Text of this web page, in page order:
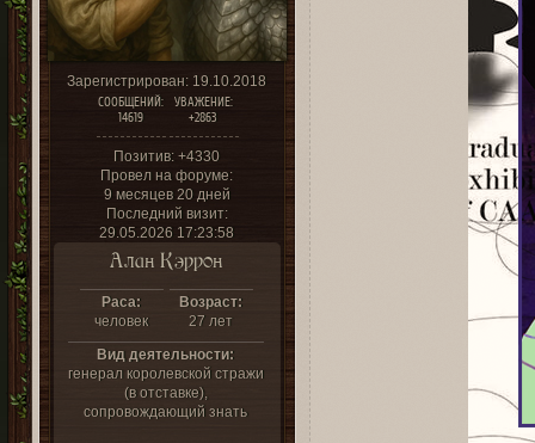
Зарегистрирован: 19.10.2018
СООБЩЕНИЙ:
14619
УВАЖЕНИЕ:
+2863
Позитив: +4330
Провел на форуме:
9 месяцев 20 дней
Последний визит:
29.05.2026 17:23:58
Алан Кэррон
Раса:
человек
Возраст:
27 лет
Вид деятельности:
генерал королевской стражи
(в отставке),
сопровождающий знать